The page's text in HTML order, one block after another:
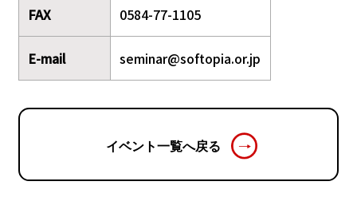
FAX 0584-77-1105
E-mail seminar@softopia.or.jp
イベント一覧へ戻る